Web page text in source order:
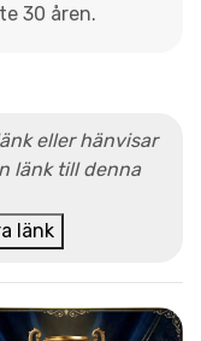
30 åren.
eller hänvisar
länk till denna
länk